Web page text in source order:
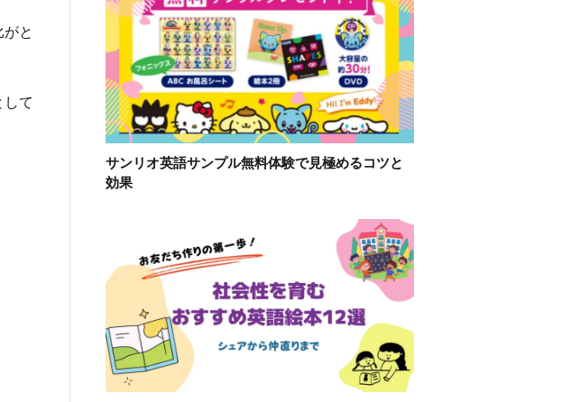
と
て
サンリオ英語サンプル無料体験で見極めるコツと
効果